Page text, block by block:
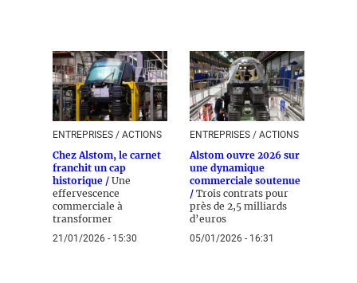
ENTREPRISES / ACTIONS
Chez Alstom, le carnet
franchit un cap
historique / Une
effervescence
commerciale à
transformer
21/01/2026 - 15:30
ENTREPRISES / ACTIONS
Alstom ouvre 2026 sur
une dynamique
commerciale soutenue
/ Trois contrats pour
près de 2,5 milliards
d’euros
05/01/2026 - 16:31